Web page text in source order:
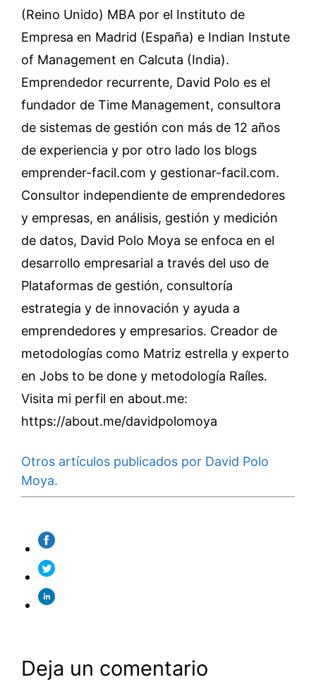
(Reino Unido) MBA por el Instituto de
Empresa en Madrid (España) e Indian Instute
of Management en Calcuta (India).
Emprendedor recurrente, David Polo es el
fundador de Time Management, consultora
de sistemas de gestión con más de 12 años
de experiencia y por otro lado los blogs
emprender-facil.com y gestionar-facil.com.
Consultor independiente de emprendedores
y empresas, en análisis, gestión y medición
de datos, David Polo Moya se enfoca en el
desarrollo empresarial a través del uso de
Plataformas de gestión, consultoría
estrategia y de innovación y ayuda a
emprendedores y empresarios. Creador de
metodologías como Matriz estrella y experto
en Jobs to be done y metodología Raíles.
Visita mi perfil en about.me:
https://about.me/davidpolomoya
Otros artículos publicados por David Polo
Moya.
Deja un comentario